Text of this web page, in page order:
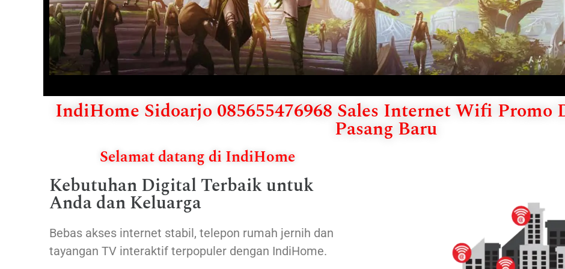
IndiHome Sidoarjo 085655476968 Sales Internet Wifi Promo
Pasang Baru
Selamat datang di IndiHome
Kebutuhan Digital Terbaik untuk
Anda dan Keluarga
Bebas akses internet stabil, telepon rumah jernih dan
tayangan TV interaktif terpopuler dengan IndiHome.